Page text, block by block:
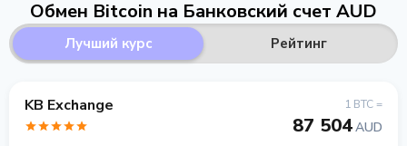
Обмен Bitcoin на Банковский счет AUD
Лучший курс Рейтинг
KB Exchange 1 BTC =
87 504AUD